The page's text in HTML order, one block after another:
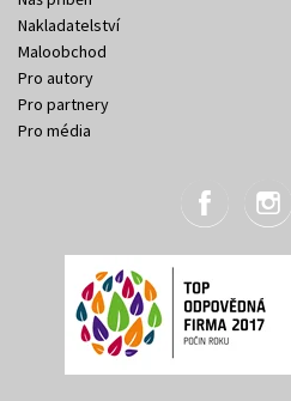
Nakladatelství
Maloobchod
Pro autory
Pro partnery
Pro média